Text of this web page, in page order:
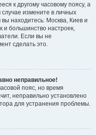
к другому часовому поясу, а
случае измените в личных
вы находитесь: Москва, Киев и
и большинство настроек,
Если вы не
сделать это.
неправильное!
пояс, но время
неправильно установлено
для устранения проблемы.